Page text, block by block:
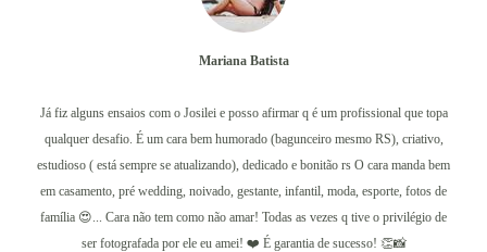
Já fiz alguns ensaios com o Josilei e posso afirmar q é um profissional que topa
qualquer desafio. É um cara bem humorado (bagunceiro mesmo RS), criativo,
estudioso ( está sempre se atualizando), dedicado e bonitão rs O cara manda bem
em casamento, pré wedding, noivado, gestante, infantil, moda, esporte, fotos de
família 😍... Cara não tem como não amar! Todas as vezes q tive o privilégio de
ser fotografada por ele eu amei! ❤️ É garantia de sucesso! 👏📸
Mariana Batista